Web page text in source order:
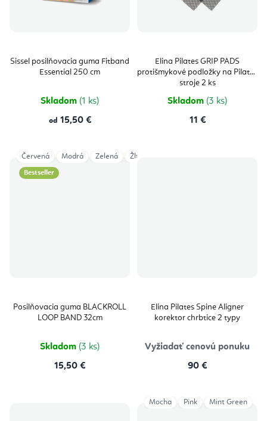
Sissel posilňovacia guma Fitband
Essential 250 cm
Skladom (1 ks)
od 15,50 €
Elina Pilates GRIP PADS
protišmykové podložky na Pilates
stroje 2 ks
Skladom (3 ks)
11 €
Bestseller
Posilňovacia guma BLACKROLL
LOOP BAND 32cm
Skladom (3 ks)
15,50 €
Červená Modrá Zelená Žltá
Elina Pilates Spine Aligner
korektor chrbtice 2 typy
Vyžiadať cenovú ponuku
90 €
Mocha Pink Mint Green